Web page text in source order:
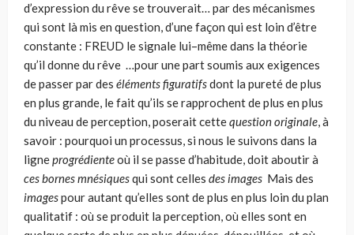
d’expression du rêve se trouverait… par des mécanismes
qui sont là mis en question, d’une façon qui est loin d’être
constante : FREUD le signale lui–même dans la théorie
qu’il donne du rêve …pour une part soumis aux exigences
de passer par des éléments figu­ratifsdont la pureté de plus
en plus grande, le fait qu’ils se rapprochent de plus en plus
du niveau de perception, poserait cettequestion originale, à
savoir : pourquoi un processus, si nous le suivons dans la
ligneprogrédienteoù il se passe d’habitude, doit aboutir à
ces bornes mnésiquesqui sont celles des images Mais des
imagespour autant qu’elles sont de plus en plus loin du plan
qua­litatif : où se produit la perception, où elles sont en